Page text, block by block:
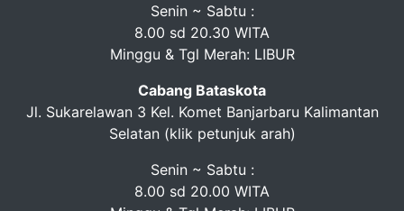
Senin ~ Sabtu :
8.00 sd 20.30 WITA
Minggu & Tgl Merah: LIBUR
Cabang Bataskota
Jl. Sukarelawan 3 Kel. Komet Banjarbaru Kalimantan
Selatan (klik petunjuk arah)
Senin ~ Sabtu :
8.00 sd 20.00 WITA